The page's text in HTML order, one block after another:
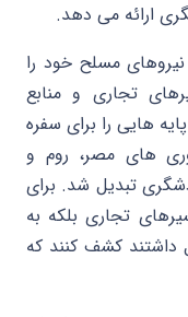
ارائه می دهد.
مسلح خود را
تجاری و منابع
هایی را برای سفره
های مصر، روم و
تبدیل شد. برای
تجاری بلکه به
داشتند کشف کنند که